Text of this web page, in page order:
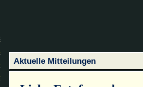
Aktuelle Mitteilungen